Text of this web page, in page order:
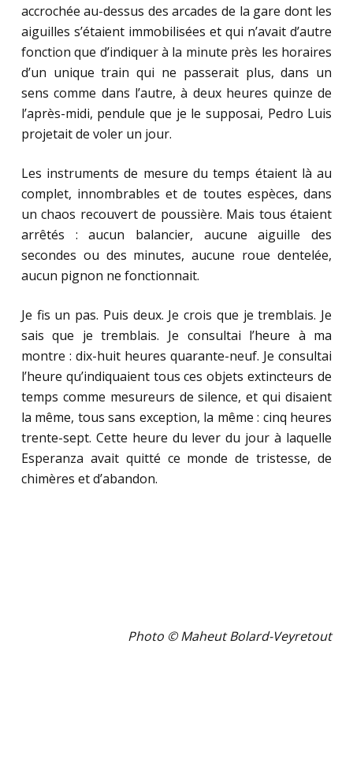
accrochée au-dessus des arcades de la gare dont les
aiguilles s’étaient immobilisées et qui n’avait d’autre
fonction que d’indiquer à la minute près les horaires
d’un unique train qui ne passerait plus, dans un
sens comme dans l’autre, à deux heures quinze de
l’après-midi, pendule que je le supposai, Pedro Luis
projetait de voler un jour.
Les instruments de mesure du temps étaient là au
complet, innombrables et de toutes espèces, dans
un chaos recouvert de poussière. Mais tous étaient
arrêtés : aucun balancier, aucune aiguille des
secondes ou des minutes, aucune roue dentelée,
aucun pignon ne fonctionnait.
Je fis un pas. Puis deux. Je crois que je tremblais. Je
sais que je tremblais. Je consultai l’heure à ma
montre : dix-huit heures quarante-neuf. Je consultai
l’heure qu’indiquaient tous ces objets extincteurs de
temps comme mesureurs de silence, et qui disaient
la même, tous sans exception, la même : cinq heures
trente-sept. Cette heure du lever du jour à laquelle
Esperanza avait quitté ce monde de tristesse, de
chimères et d’abandon.
Photo © Maheut Bolard-Veyretout